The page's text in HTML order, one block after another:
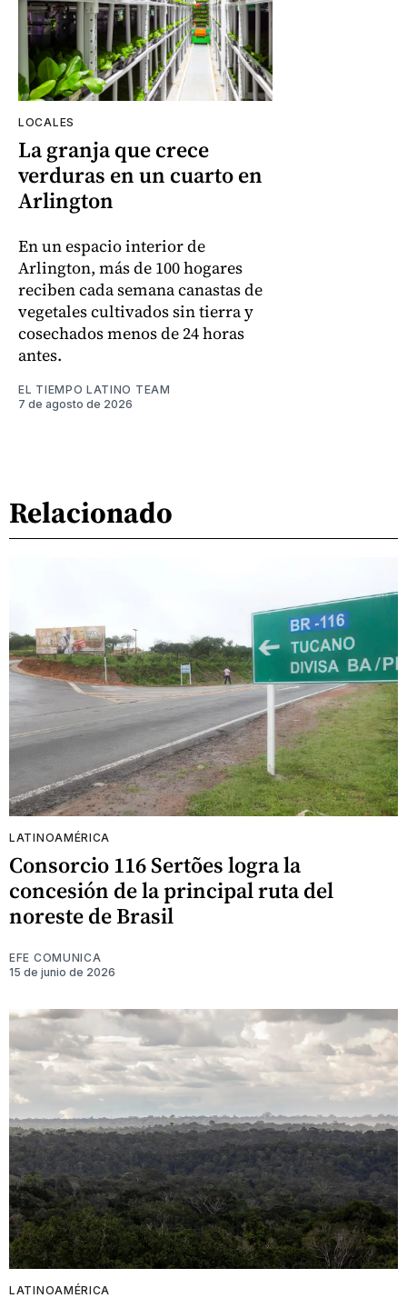
LOCALES
La granja que crece
verduras en un cuarto en
Arlington
En un espacio interior de
Arlington, más de 100 hogares
reciben cada semana canastas de
vegetales cultivados sin tierra y
cosechados menos de 24 horas
antes.
EL TIEMPO LATINO TEAM
7 de agosto de 2026
Relacionado
LATINOAMÉRICA
Consorcio 116 Sertões logra la
concesión de la principal ruta del
noreste de Brasil
EFE COMUNICA
15 de junio de 2026
LATINOAMÉRICA